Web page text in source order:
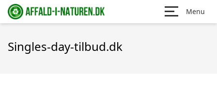
Menu
Singles-day-tilbud.dk